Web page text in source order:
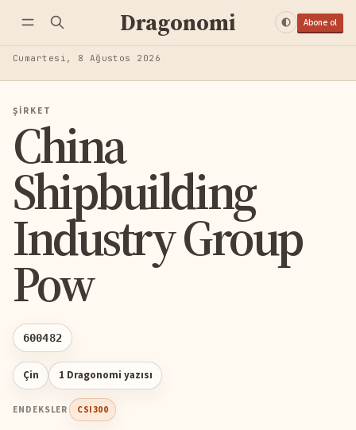
Dragonomi Abone ol
Cumartesi, 8 Ağustos 2026
ŞIRKET
China
Shipbuilding
Industry Group
Pow
600482
Çin 1 Dragonomi yazısı
ENDEKSLER CSI300